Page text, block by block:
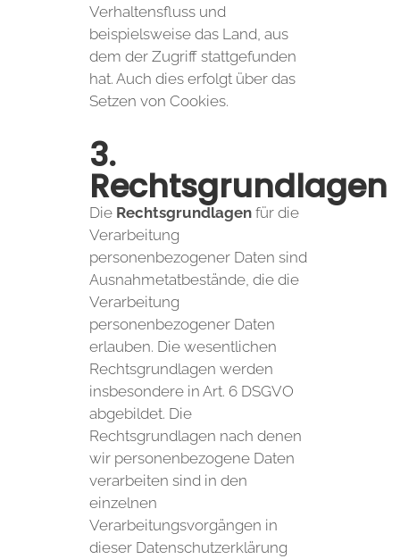
Verhaltensfluss und
beispielsweise das Land, aus
dem der Zugriff stattgefunden
hat. Auch dies erfolgt über das
Setzen von Cookies.
3.
Rechtsgrundlagen
Die Rechtsgrundlagenfür die
Verarbeitung
personenbezogener Daten sind
Ausnahmetatbestände, die die
Verarbeitung
personenbezogener Daten
erlauben. Die wesentlichen
Rechtsgrundlagen werden
insbesondere in Art. 6 DSGVO
abgebildet. Die
Rechtsgrundlagen nach denen
wir personenbezogene Daten
verarbeiten sind in den
einzelnen
Verarbeitungsvorgängen in
dieser Datenschutzerklärung